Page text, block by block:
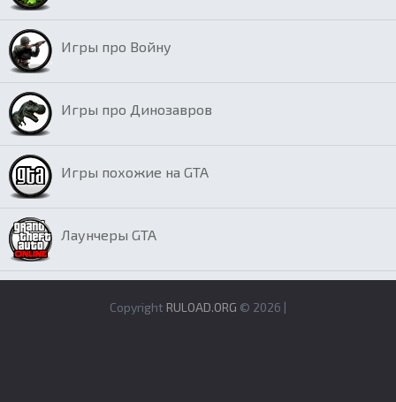
Игры про Войну
Игры про Динозавров
Игры похожие на GTA
Лаунчеры GTA
Copyright RULOAD.ORG © 2026 |